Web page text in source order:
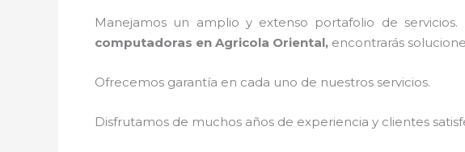
Manejamos un amplio y extenso portafolio de
computadoras en Agricola Oriental, encontrarás
Ofrecemos garantía en cada uno de nuestros servicios.
Disfrutamos de muchos años de experiencia y clientes